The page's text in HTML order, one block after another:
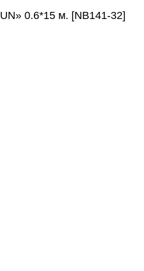
0.6*15 м. [NB141-32]